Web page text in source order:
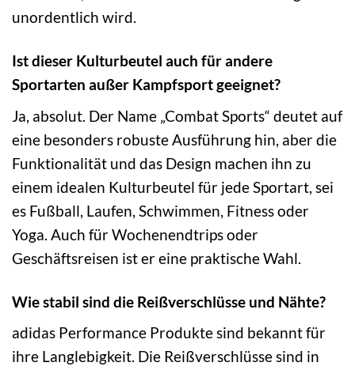
unordentlich wird.
Ist dieser Kulturbeutel auch für andere
Sportarten außer Kampfsport geeignet?
Ja, absolut. Der Name „Combat Sports“ deutet auf
eine besonders robuste Ausführung hin, aber die
Funktionalität und das Design machen ihn zu
einem idealen Kulturbeutel für jede Sportart, sei
es Fußball, Laufen, Schwimmen, Fitness oder
Yoga. Auch für Wochenendtrips oder
Geschäftsreisen ist er eine praktische Wahl.
Wie stabil sind die Reißverschlüsse und Nähte?
adidas Performance Produkte sind bekannt für
ihre Langlebigkeit. Die Reißverschlüsse sind in